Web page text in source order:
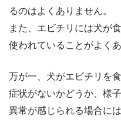
るのはよくありません。
また、エビチリには犬が
使われていることがよくあ
万が一、犬がエビチリを
症状がないかどうか、様
異常が感じられる場合に